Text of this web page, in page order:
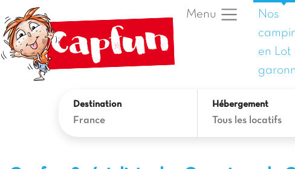
Menu
Nos
en Lot
Destination
France
Hébergement
Tous les locatifs